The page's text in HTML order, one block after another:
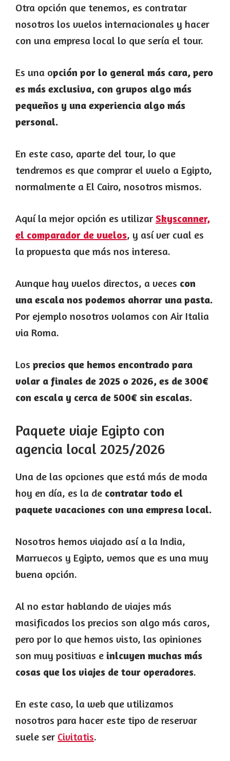
Otra opción que tenemos, es contratar
nosotros los vuelos internacionales y hacer
con una empresa local lo que sería el tour.
Es una opción por lo general más cara, pero
es más exclusiva, con grupos algo más
pequeños y una experiencia algo más
personal.
En este caso, aparte del tour, lo que
tendremos es que comprar el vuelo a Egipto,
normalmente a El Cairo, nosotros mismos.
Aquí la mejor opción es utilizar Skyscanner,
el comparador de vuelos, y así ver cual es
la propuesta que más nos interesa.
Aunque hay vuelos directos, a veces con
una escala nos podemos ahorrar una pasta.
Por ejemplo nosotros volamos con Air Italia
via Roma.
Los precios que hemos encontrado para
volar a finales de 2025 o 2026, es de 300€
con escala y cerca de 500€ sin escalas.
Paquete viaje Egipto con
agencia local 2025/2026
Una de las opciones que está más de moda
hoy en día, es la de contratar todo el
paquete vacaciones con una empresa local.
Nosotros hemos viajado así a la India,
Marruecos y Egipto, vemos que es una muy
buena opción.
Al no estar hablando de viajes más
masificados los precios son algo más caros,
pero por lo que hemos visto, las opiniones
son muy positivas e inlcuyen muchas más
cosas que los viajes de tour operadores.
En este caso, la web que utilizamos
nosotros para hacer este tipo de reservar
suele ser Civitatis.